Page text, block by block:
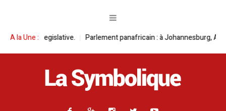
A la Une :Parlement panafricain : à Johannesburg, Aimé Boji Sangara